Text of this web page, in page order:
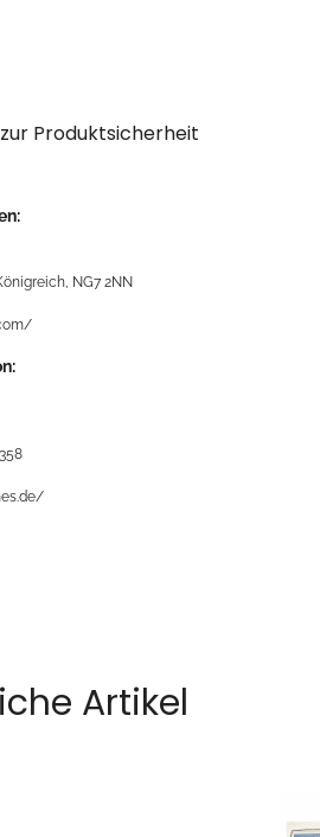
Produktsicherheit
NG7 2NN
Artikel